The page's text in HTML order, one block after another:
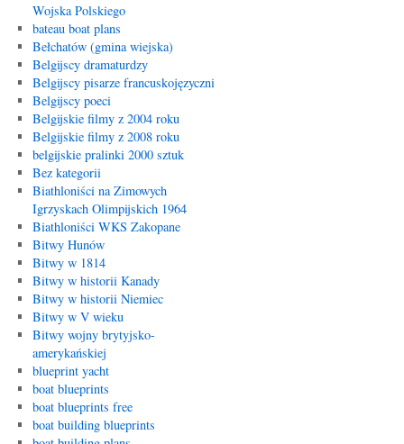
Wojska Polskiego
bateau boat plans
Bełchatów (gmina wiejska)
Belgijscy dramaturdzy
Belgijscy pisarze francuskojęzyczni
Belgijscy poeci
Belgijskie filmy z 2004 roku
Belgijskie filmy z 2008 roku
belgijskie pralinki 2000 sztuk
Bez kategorii
Biathloniści na Zimowych
Igrzyskach Olimpijskich 1964
Biathloniści WKS Zakopane
Bitwy Hunów
Bitwy w 1814
Bitwy w historii Kanady
Bitwy w historii Niemiec
Bitwy w V wieku
Bitwy wojny brytyjsko-
amerykańskiej
blueprint yacht
boat blueprints
boat blueprints free
boat building blueprints